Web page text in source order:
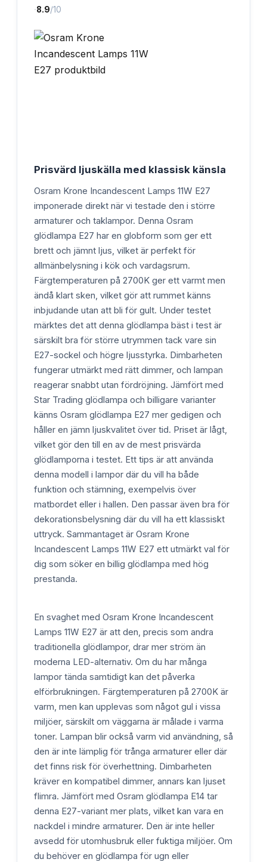
·8.9/10
Prisvärd ljuskälla med klassisk känsla
Osram Krone Incandescent Lamps 11W E27
imponerade direkt när vi testade den i större
armaturer och taklampor. Denna Osram
glödlampa E27 har en globform som ger ett
brett och jämnt ljus, vilket är perfekt för
allmänbelysning i kök och vardagsrum.
Färgtemperaturen på 2700K ger ett varmt men
ändå klart sken, vilket gör att rummet känns
inbjudande utan att bli för gult. Under testet
märktes det att denna glödlampa bäst i test är
särskilt bra för större utrymmen tack vare sin
E27-sockel och högre ljusstyrka. Dimbarheten
fungerar utmärkt med rätt dimmer, och lampan
reagerar snabbt utan fördröjning. Jämfört med
Star Trading glödlampa och billigare varianter
känns Osram glödlampa E27 mer gedigen och
håller en jämn ljuskvalitet över tid. Priset är lågt,
vilket gör den till en av de mest prisvärda
glödlamporna i testet. Ett tips är att använda
denna modell i lampor där du vill ha både
funktion och stämning, exempelvis över
matbordet eller i hallen. Den passar även bra för
dekorationsbelysning där du vill ha ett klassiskt
uttryck. Sammantaget är Osram Krone
Incandescent Lamps 11W E27 ett utmärkt val för
dig som söker en billig glödlampa med hög
prestanda.
En svaghet med Osram Krone Incandescent
Lamps 11W E27 är att den, precis som andra
traditionella glödlampor, drar mer ström än
moderna LED-alternativ. Om du har många
lampor tända samtidigt kan det påverka
elförbrukningen. Färgtemperaturen på 2700K är
varm, men kan upplevas som något gul i vissa
miljöer, särskilt om väggarna är målade i varma
toner. Lampan blir också varm vid användning, så
den är inte lämplig för trånga armaturer eller där
det finns risk för överhettning. Dimbarheten
kräver en kompatibel dimmer, annars kan ljuset
flimra. Jämfört med Osram glödlampa E14 tar
denna E27-variant mer plats, vilket kan vara en
nackdel i mindre armaturer. Den är inte heller
avsedd för utomhusbruk eller fuktiga miljöer. Om
du behöver en glödlampa för ugn eller